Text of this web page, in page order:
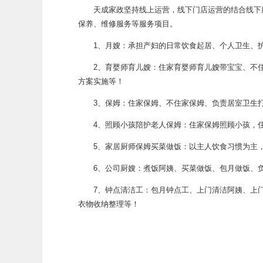
天成家政坚持线上运营，线下门店运营的结合线下
保养、维修服务等服务项目。
1、月嫂：承担产妇的日常饮食起居、个人卫生、
2、育婴师育儿嫂：住家育婴师育儿嫂带宝宝、不
方案实施等！
3、保姆：住家保姆、不住家保姆、负责居室卫生
4、照顾小孩陪护老人保姆：住家保姆照顾小孩，
5、家居厨师保姆买菜做饭：以主人饮食习惯为主
6、公司厨嫂：煮饭阿姨、买菜做饭、包月做饭、
7、钟点清洁工：包月钟点工、上门清洁阿姨、上
衣物收纳整理等！